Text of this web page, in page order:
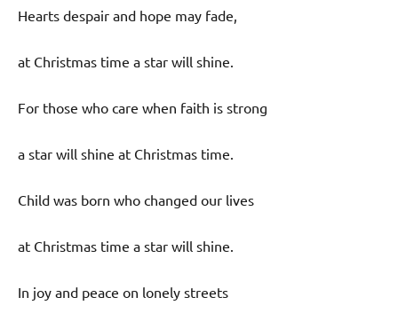
Hearts despair and hope may fade,
at Christmas time a star will shine.
For those who care when faith is strong
a star will shine at Christmas time.
Child was born who changed our lives
at Christmas time a star will shine.
In joy and peace on lonely streets